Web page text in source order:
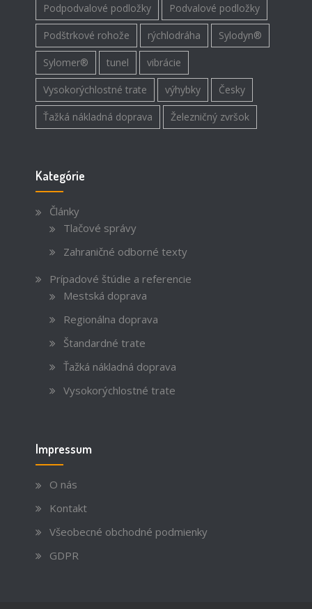
Podpodvalové podložky Podvalové podložky
Podštrkové rohože rýchlodráha Sylodyn®
Sylomer® tunel vibrácie
Vysokorýchlostné trate výhybky Česky
Ťažká nákladná doprava Železničný zvršok
Kategórie
Články
Tlačové správy
Zahraničné odborné texty
Prípadové štúdie a referencie
Mestská doprava
Regionálna doprava
Štandardné trate
Ťažká nákladná doprava
Vysokorýchlostné trate
Impressum
O nás
Kontakt
Všeobecné obchodné podmienky
GDPR